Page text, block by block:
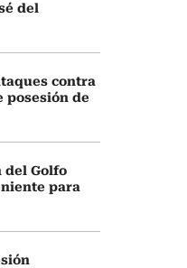
del
contra
posesión de
del Golfo
para